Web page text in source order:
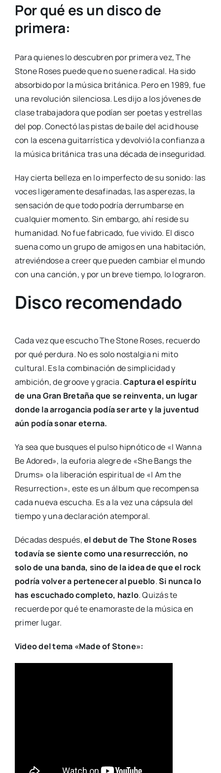
Por qué es un disco de
primera:
Para quienes lo descubren por primera vez, The
Stone Roses puede que no suene radical. Ha sido
absorbido por la música británica. Pero en 1989, fue
una revolución silenciosa. Les dijo a los jóvenes de
clase trabajadora que podían ser poetas y estrellas
del pop. Conectó las pistas de baile del acid house
con la escena guitarrística y devolvió la confianza a
la música británica tras una década de inseguridad.
Hay cierta belleza en lo imperfecto de su sonido: las
voces ligeramente desafinadas, las asperezas, la
sensación de que todo podría derrumbarse en
cualquier momento. Sin embargo, ahí reside su
humanidad. No fue fabricado, fue vivido. El disco
suena como un grupo de amigos en una habitación,
atreviéndose a creer que pueden cambiar el mundo
con una canción, y por un breve tiempo, lo lograron.
Disco recomendado
Cada vez que escucho The Stone Roses, recuerdo
por qué perdura. No es solo nostalgia ni mito
cultural. Es la combinación de simplicidad y
ambición, de groove y gracia.Captura el espíritu
de una Gran Bretaña que se reinventa, un lugar
donde la arrogancia podía ser arte y la juventud
aún podía sonar eterna.
Ya sea que busques el pulso hipnótico de «I Wanna
Be Adored», la euforia alegre de «She Bangs the
Drums» o la liberación espiritual de «I Am the
Resurrection», este es un álbum que recompensa
cada nueva escucha. Es a la vez una cápsula del
tiempo y una declaración atemporal.
Décadas después,el debut de The Stone Roses
todavía se siente como una resurrección, no
solo de una banda, sino de la idea de que el rock
podría volver a pertenecer al pueblo.Si nunca lo
has escuchado completo, hazlo. Quizás te
recuerde por qué te enamoraste de la música en
primer lugar.
Video del tema «Made of Stone»: